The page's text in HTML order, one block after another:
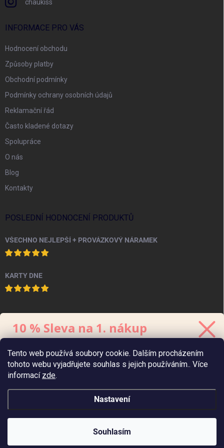
Tento web používá soubory cookie. Dalším procházením
tohoto webu vyjadřujete souhlas s jejich používáním.. Více
informací zde.
Nastavení
Souhlasím
chaukiss
INFORMACE PRO VÁS
Hodnocení obchodu
Způsoby platby
Obchodní podmínky
Podmínky ochrany osobních údajů
Reklamační řád
Často kladené dotazy
Spolupráce
O nás
Blog
Kontakty
POSLEDNÍ HODNOCENÍ PRODUKTŮ
VŠECHNO NEJLEPŠÍ + PROVÁZKOVÝ NÁRAMEK
KARTY DNE
PINTEREST
Chaukiss . Všechna práva vyhrazena.
10 % Sleva na 1. nákup
Kód platí 48 hodin, minimální hodnotaobjednávkyje 700 Kč.
Zaslat 10% slevu